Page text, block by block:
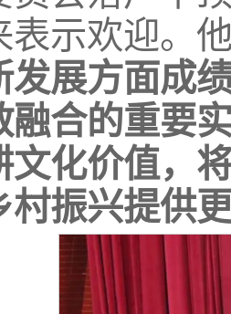
表示欢迎。
发展方面成
融合的重要
文化价值，
村振兴提供